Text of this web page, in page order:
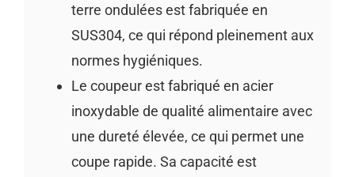
terre ondulées est fabriquée en
SUS304, ce qui répond pleinement aux
normes hygiéniques.
Le coupeur est fabriqué en acier
inoxydable de qualité alimentaire avec
une dureté élevée, ce qui permet une
coupe rapide. Sa capacité est